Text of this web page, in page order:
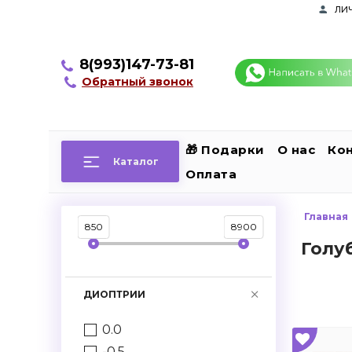
8(993)147-73-81
Обратный звонок
Каталог
🎁 Подарки О нас
Оплата
Главная
850 8900
ДИОПТРИИ
0.0